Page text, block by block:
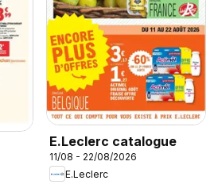
E.Leclerc catalogue
11/08 - 22/08/2026
E.Leclerc